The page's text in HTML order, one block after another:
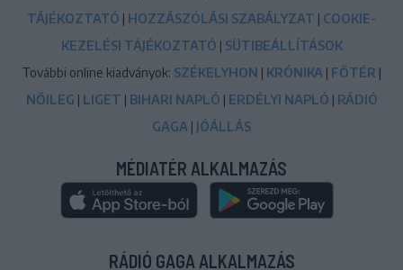
TÁJÉKOZTATÓ | HOZZÁSZÓLÁSI SZABÁLYZAT | COOKIE-
KEZELÉSI TÁJÉKOZTATÓ | SÜTIBEÁLLÍTÁSOK
További online kiadványok: SZÉKELYHON | KRÓNIKA | FŐTÉR |
NŐILEG | LIGET | BIHARI NAPLÓ | ERDÉLYI NAPLÓ | RÁDIÓ
GAGA | JÓÁLLÁS
MÉDIATÉR ALKALMAZÁS
RÁDIÓ GAGA ALKALMAZÁS